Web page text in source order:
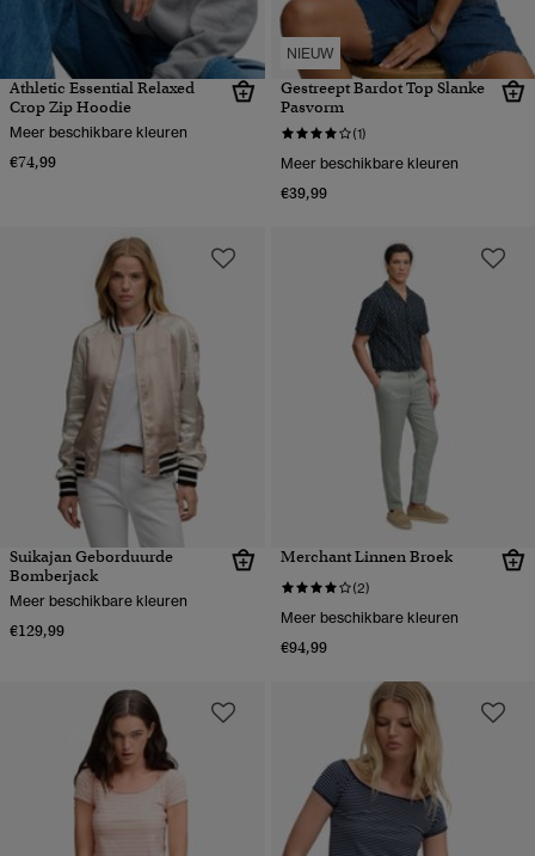
Athletic Essential Relaxed
Crop Zip Hoodie
Meer beschikbare kleuren
€74,99
NIEUW
Gestreept Bardot Top Slanke
Pasvorm
(1)
Meer beschikbare kleuren
€39,99
Suikajan Geborduurde
Bomberjack
Meer beschikbare kleuren
€129,99
Merchant Linnen Broek
(2)
Meer beschikbare kleuren
€94,99